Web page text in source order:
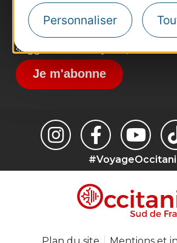
Personnaliser
Destination Sport
Inscrivez-vous à la lettre
Destination Occitanie pour
suggestions de séjours, de visites
Je m'abonne